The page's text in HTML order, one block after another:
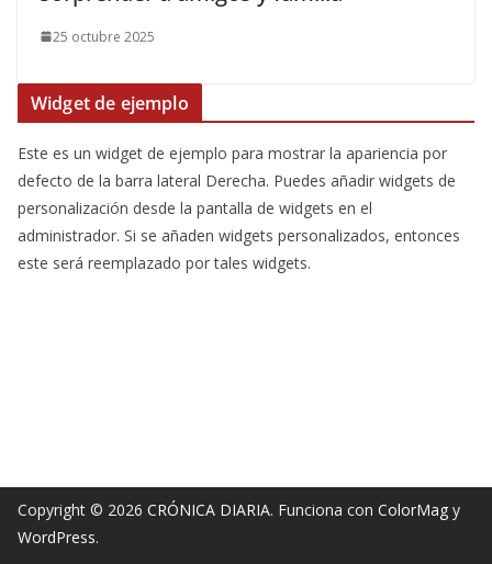
25 octubre 2025
Widget de ejemplo
Este es un widget de ejemplo para mostrar la apariencia por
defecto de la barra lateral Derecha. Puedes añadir widgets de
personalización desde la pantalla de widgets en el
administrador. Si se añaden widgets personalizados, entonces
este será reemplazado por tales widgets.
Copyright © 2026 CRÓNICA DIARIA. Funciona con ColorMag y
WordPress.